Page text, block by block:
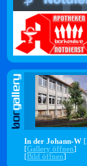
In der Johann-W
[Gallery öffnen]
[Bild öffnen]